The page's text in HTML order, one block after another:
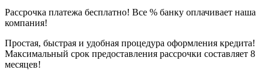
Рассрочка платежа бесплатно! Все % банку оплачивает наша
компания!
Простая, быстрая и удобная процедура оформления кредита!
Максимальный срок предоставления рассрочки составляет 8
месяцев!